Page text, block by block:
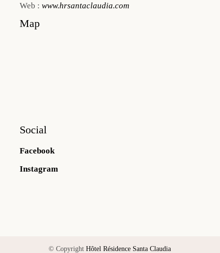
Web :www.hrsantaclaudia.com
Map
Social
Facebook
Instagram
© CopyrightHôtel Résidence Santa Claudia